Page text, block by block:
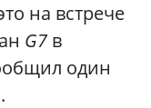
на встрече
G7 в
один